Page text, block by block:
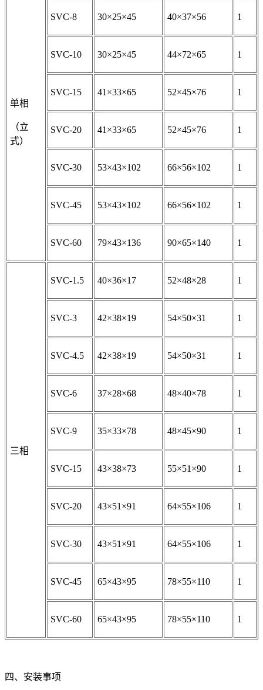
单相
（立
式）
SVC-8 30×25×45 40×37×56 1
SVC-10 30×25×45 44×72×65 1
SVC-15 41×33×65 52×45×76 1
SVC-20 41×33×65 52×45×76 1
SVC-30 53×43×102 66×56×102 1
SVC-45 53×43×102 66×56×102 1
SVC-60 79×43×136 90×65×140 1
三相
SVC-1.5 40×36×17 52×48×28 1
SVC-3 42×38×19 54×50×31 1
SVC-4.5 42×38×19 54×50×31 1
SVC-6 37×28×68 48×40×78 1
SVC-9 35×33×78 48×45×90 1
SVC-15 43×38×73 55×51×90 1
SVC-20 43×51×91 64×55×106 1
SVC-30 43×51×91 64×55×106 1
SVC-45 65×43×95 78×55×110 1
SVC-60 65×43×95 78×55×110 1
四、安装事项